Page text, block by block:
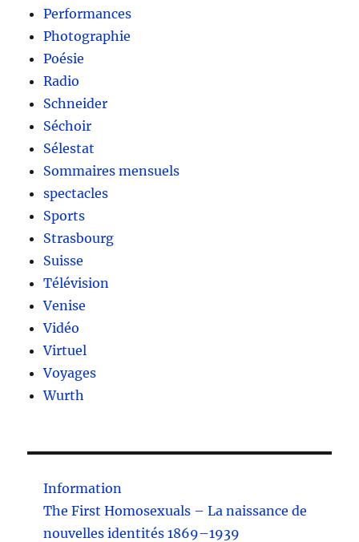
Performances
Photographie
Poésie
Radio
Schneider
Séchoir
Sélestat
Sommaires mensuels
spectacles
Sports
Strasbourg
Suisse
Télévision
Venise
Vidéo
Virtuel
Voyages
Wurth
Information
The First Homosexuals – La naissance de
nouvelles identités 1869–1939